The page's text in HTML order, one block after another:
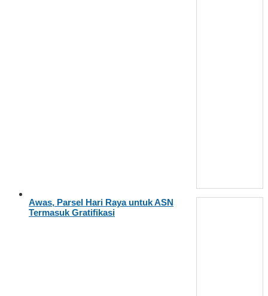
Awas, Parsel Hari Raya untuk ASN
Termasuk Gratifikasi